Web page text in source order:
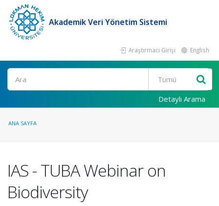
Akademik Veri Yönetim Sistemi
Araştırmacı Girişi English
Ara
Detaylı Arama
ANA SAYFA
IAS - TUBA Webinar on
Biodiversity